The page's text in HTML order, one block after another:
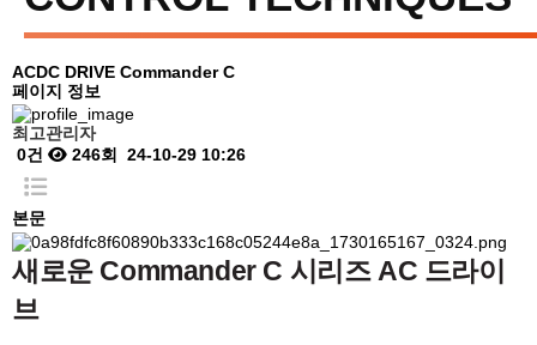
ACDC DRIVE Commander C
페이지 정보
최고관리자
0건
246회 24-10-29 10:26
본문
새로운 Commander C 시리즈 AC 드라이
브